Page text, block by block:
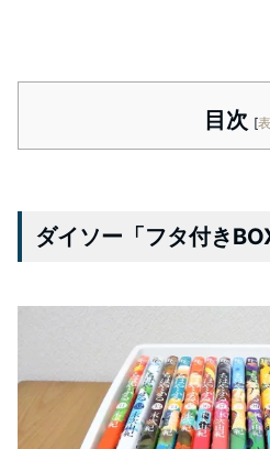
目次 [
ダイソー「フタ付き